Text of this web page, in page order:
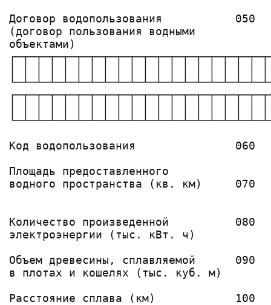
Договор водопользования           050
(договор пользования водными
объектами)
Код водопользования               060
Площадь предоставленного
водного пространства (кв. км)
Количество произведенной
электроэнергии (тыс. кВт. ч)
Объем древесины, сплавляемой
в плотах и кошелях (тыс. куб. м)
Расстояние сплава (км)            100